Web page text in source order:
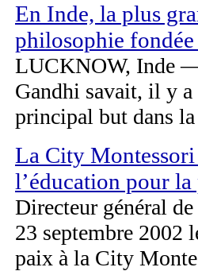
En Inde, la plus
philosophie
LUCKNOW, Inde —
Gandhi savait, il y a
principal but dans
La City
l’éducation pour
Directeur général
23 septembre 2002
paix à la City